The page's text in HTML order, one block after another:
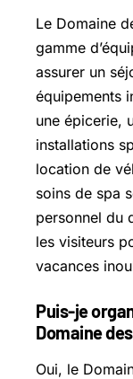
Le Domaine
gamme
assurer un
équipements
une épicerie,
installations
location de
soins de spa
personnel du
les visiteurs
vacances
Puis-je
Domaine
Oui, le